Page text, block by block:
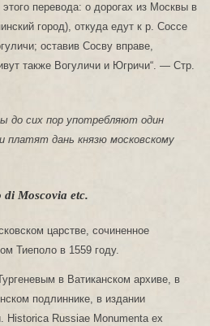
перевода: о дорогах из Москвы в
город), откуда едут к р. Соссе
оставив Сосву вправе,
также Вогуличи и Югричи“. — Стр.
до сих пор употребляют один
платят дань князю московскому
Moscovia etc.
царстве, сочиненное
Тиеполо в 1559 году.
в Ватиканском архиве, в
подлиннике, в издании
Historica Russiae Monumenta ex